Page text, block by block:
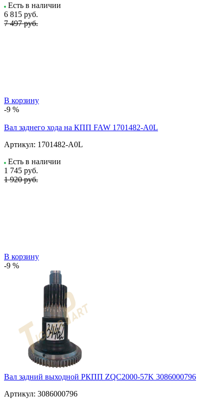
Есть в наличии
6 815 руб.
7 497 руб.
В корзину
-9 %
Вал заднего хода на КПП FAW 1701482-A0L
Артикул: 1701482-A0L
Есть в наличии
1 745 руб.
1 920 руб.
В корзину
-9 %
Вал задний выходной РКПП ZQC2000-57K 3086000796
Артикул: 3086000796